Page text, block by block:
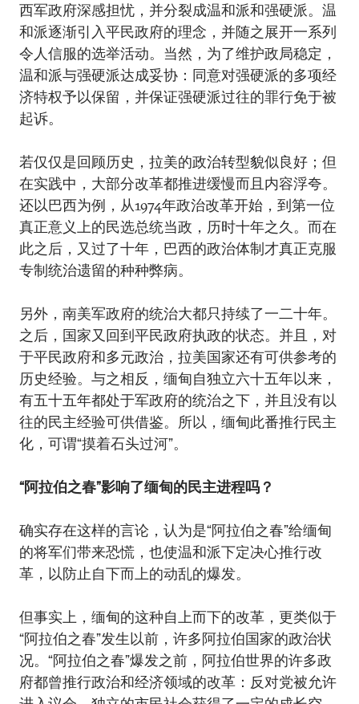
西军政府深感担忧，并分裂成温和派和强硬派。温
和派逐渐引入平民政府的理念，并随之展开一系列
令人信服的选举活动。当然，为了维护政局稳定，
温和派与强硬派达成妥协：同意对强硬派的多项经
济特权予以保留，并保证强硬派过往的罪行免于被
起诉。
若仅仅是回顾历史，拉美的政治转型貌似良好；但
在实践中，大部分改革都推进缓慢而且内容浮夸。
还以巴西为例，从1974年政治改革开始，到第一位
真正意义上的民选总统当政，历时十年之久。而在
此之后，又过了十年，巴西的政治体制才真正克服
专制统治遗留的种种弊病。
另外，南美军政府的统治大都只持续了一二十年。
之后，国家又回到平民政府执政的状态。并且，对
于平民政府和多元政治，拉美国家还有可供参考的
历史经验。与之相反，缅甸自独立六十五年以来，
有五十五年都处于军政府的统治之下，并且没有以
往的民主经验可供借鉴。所以，缅甸此番推行民主
化，可谓“摸着石头过河”。
“阿拉伯之春”影响了缅甸的民主进程吗？
确实存在这样的言论，认为是“阿拉伯之春”给缅甸
的将军们带来恐慌，也使温和派下定决心推行改
革，以防止自下而上的动乱的爆发。
但事实上，缅甸的这种自上而下的改革，更类似于
“阿拉伯之春”发生以前，许多阿拉伯国家的政治状
况。“阿拉伯之春”爆发之前，阿拉伯世界的许多政
府都曾推行政治和经济领域的改革：反对党被允许